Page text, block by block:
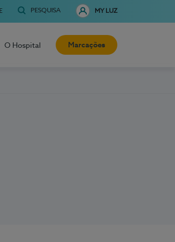
PESQUISA MY LUZ
O Hospital Marcações